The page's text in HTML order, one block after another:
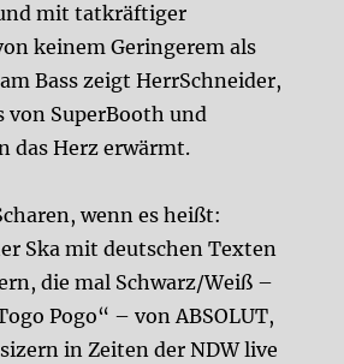
mit tatkräftiger
keinem Geringerem als
Bass zeigt HerrSchneider,
von SuperBooth und
das Herz erwärmt.
wenn es heißt:
Ska mit deutschen Texten
die mal Schwarz/Weiß –
Pogo“ – von ABSOLUT,
in Zeiten der NDW live